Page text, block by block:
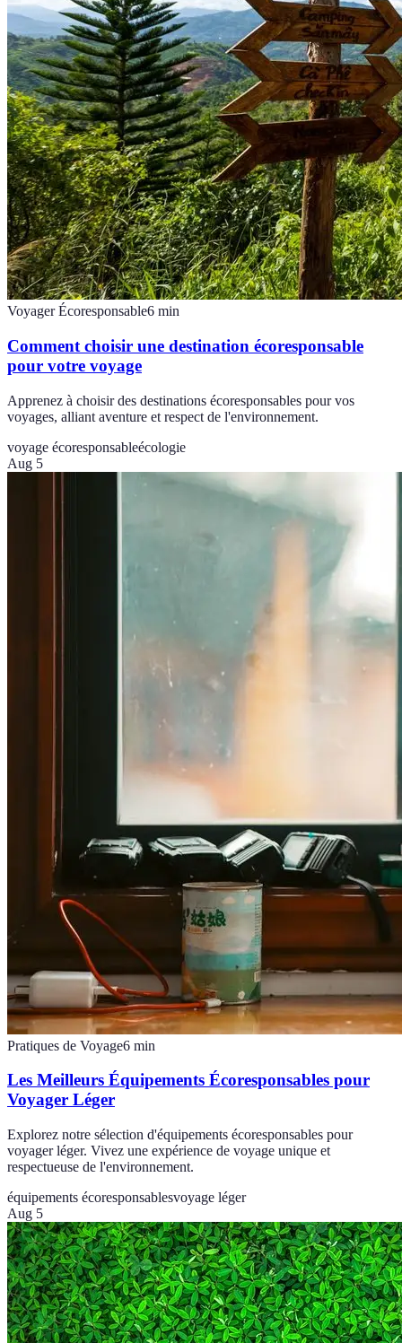
Voyager Écoresponsable6 min
Comment choisir une destination écoresponsable
pour votre voyage
Apprenez à choisir des destinations écoresponsables pour vos
voyages, alliant aventure et respect de l'environnement.
voyage écoresponsableécologie
Aug 5
Pratiques de Voyage6 min
Les Meilleurs Équipements Écoresponsables pour
Voyager Léger
Explorez notre sélection d'équipements écoresponsables pour
voyager léger. Vivez une expérience de voyage unique et
respectueuse de l'environnement.
équipements écoresponsablesvoyage léger
Aug 5